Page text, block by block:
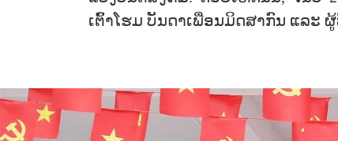
ເຕົ້າໂຮມ ບັນດາເພື່ອນມິດສາກົນ ແລະ